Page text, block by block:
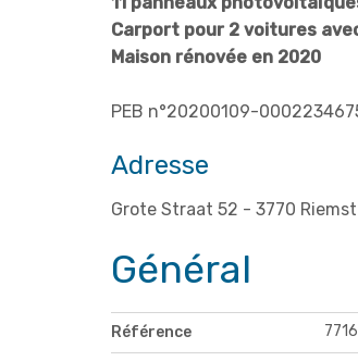
Carport pour 2 voitures
Maison rénovée en 2020
PEB n°20200109-
Adresse
Grote Straat 52 - 3770 Riemst
Général
Référence